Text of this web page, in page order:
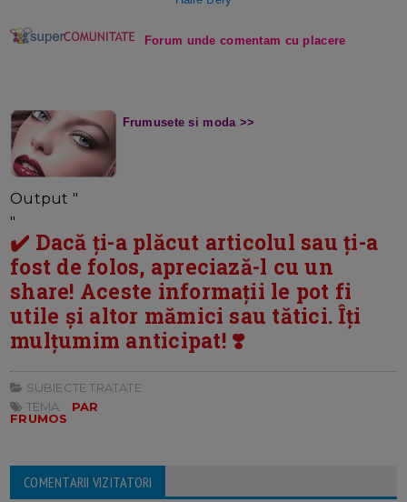
Forum unde comentam cu placere
Frumusete si moda >>
Output "
"
✔️ Dacă ți-a plăcut articolul sau ți-a
fost de folos, apreciază-l cu un
share! Aceste informații le pot fi
utile și altor mămici sau tătici. Îți
mulțumim anticipat! ❣️
SUBIECTE TRATATE:
TEMA:
PAR
FRUMOS
COMENTARII VIZITATORI